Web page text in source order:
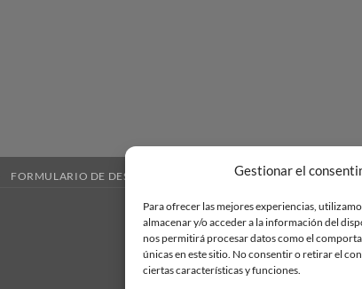
Gestionar el
Para ofrecer las mejores experiencias,
almacenar y/o acceder a la información del
nos permitirá procesar datos como el
únicas en este sitio. No consentir o retirar el
ciertas características y funciones.
FORMULARIO DE DESISTIMIENTO RECLAMACIONES